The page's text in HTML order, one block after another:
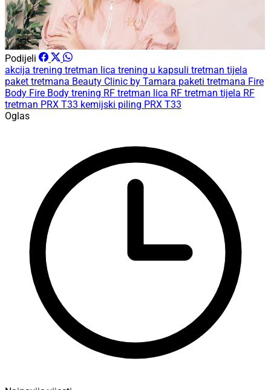
Podijeli
akcija trening tretman lica trening u kapsuli tretman tijela
paket tretmana Beauty Clinic by Tamara paketi tretmana Fire
Body Fire Body trening RF tretman lica RF tretman tijela RF
tretman PRX T33 kemijski piling PRX T33
Oglas